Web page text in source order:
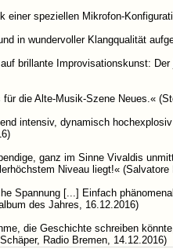
einer speziellen Mikrofon-
in wundervoller Klangqualität
brillante Improvisationskunst:
die Alte-Musik-Szene Neues.«
intensiv, dynamisch
ganz im Sinne Vivaldis
Niveau liegt!«
Spannung [...] Einfach
des Jahres, 16.12.2016)
die Geschichte schreiben
Radio Bremen, 14.12.2016)